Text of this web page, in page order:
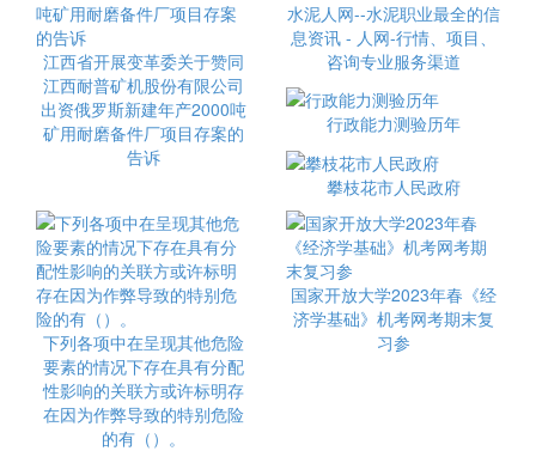
江西省开展变革委关于赞同
江西耐普矿机股份有限公司
出资俄罗斯新建年产2000吨
矿用耐磨备件厂项目存案的
告诉
水泥人网--水泥职业最全的信
息资讯 - 人网-行情、项目、
咨询专业服务渠道
行政能力测验历年
攀枝花市人民政府
下列各项中在呈现其他危险
要素的情况下存在具有分配
性影响的关联方或许标明存
在因为作弊导致的特别危险
的有（）。
国家开放大学2023年春《经
济学基础》机考网考期末复
习参